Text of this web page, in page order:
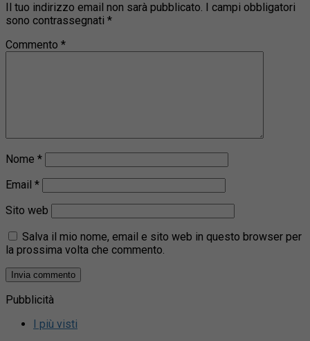
Il tuo indirizzo email non sarà pubblicato.
I campi obbligatori
sono contrassegnati *
Commento *
Nome *
Email *
Sito web
Salva il mio nome, email e sito web in questo browser per
la prossima volta che commento.
Pubblicità
I più visti